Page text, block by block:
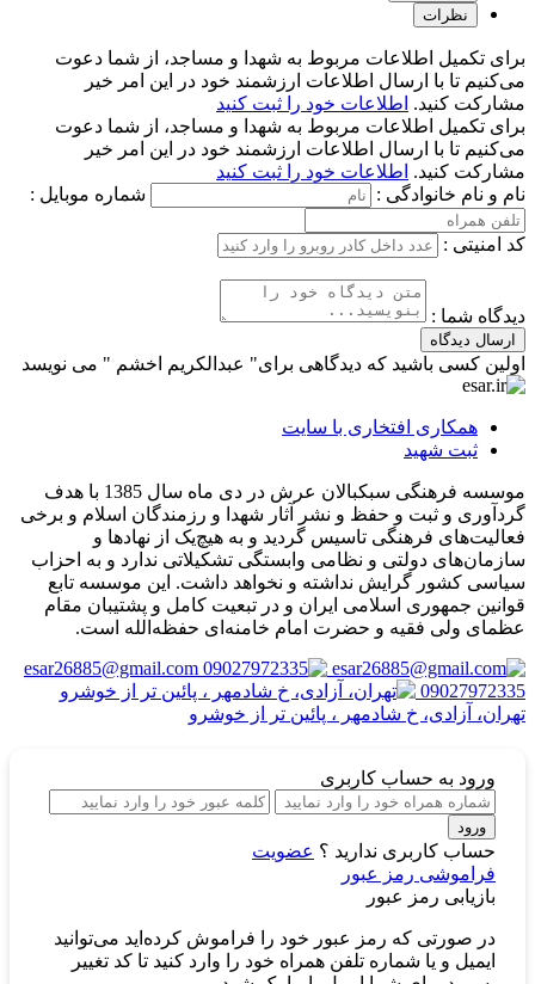
نظرات
برای تکمیل اطلاعات مربوط به شهدا و مساجد، از شما دعوت
می‌کنیم تا با ارسال اطلاعات ارزشمند خود در این امر خیر
مشارکت کنید. اطلاعات خود را ثبت کنید
برای تکمیل اطلاعات مربوط به شهدا و مساجد، از شما دعوت
می‌کنیم تا با ارسال اطلاعات ارزشمند خود در این امر خیر
مشارکت کنید. اطلاعات خود را ثبت کنید
نام و نام خانوادگی :
شماره موبایل :
کد امنیتی :
دیدگاه شما :
ارسال دیدگاه
اولین کسی باشید که دیدگاهی برای" عبدالکریم اخشم " می نویسد
همکاری افتخاری با سایت
ثبت شهید
موسسه فرهنگی سبکبالان عرش در دی ماه سال 1385 با هدف
گردآوری و ثبت و حفظ و نشر آثار شهدا و رزمندگان اسلام و برخی
فعالیت‌های فرهنگی تاسیس گردید و به هیچ‌یک از نهادها و
سازمان‌های دولتی و نظامی وابستگی تشکیلاتی ندارد و به احزاب
سیاسی کشور گرایش نداشته و نخواهد داشت. این موسسه تابع
قوانین جمهوری اسلامی ایران و در تبعیت کامل و پشتیبان مقام
عظمای ولی فقیه و حضرت امام خامنه‌ای حفظه‌الله است.
esar26885@gmail.com
09027972335
تهران، آزادی، خ شادمهر ، پائین تر از خوشرو
ورود به حساب کاربری
ورود
حساب کاربری ندارید ؟ عضویت
فراموشی رمز عبور
بازیابی رمز عبور
در صورتی که رمز عبور خود را فراموش کرده‌اید می‌توانید
ایمیل و یا شماره تلفن همراه خود را وارد کنید تا کد تغییر